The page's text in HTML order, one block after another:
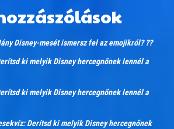
Disney-mesét ismersz fel az emojikról? ??
ki melyik Disney hercegnőnek lennél a
ki melyik Disney hercegnőnek lennél a
Derítsd ki melyik Disney hercegnőnek